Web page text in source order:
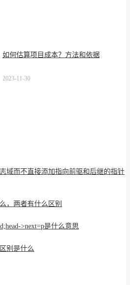
如何估算项目成本？方法和依据
2023-11-30
域而不直接添加指向前驱和后继的指针
，两者有什么区别
>next=p是什么意思
别是什么